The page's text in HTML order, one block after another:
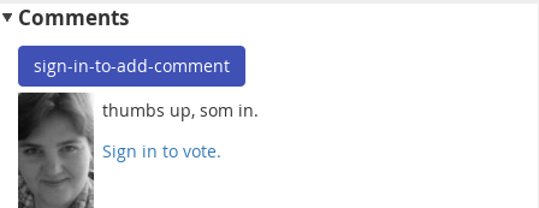
Comments
sign-in-to-add-comment
thumbs up, som in.
Sign in to vote.